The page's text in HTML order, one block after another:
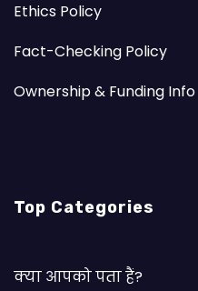
Ethics Policy
Fact-Checking Policy
Ownership & Funding Info
Top Categories
क्या आपको पता हैं?